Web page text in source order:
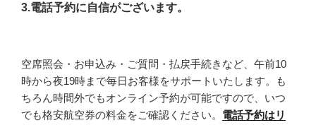
3.電話予約に自信がございます。
空席照会・お申込み・ご質問・払戻手続きなど、午前10
時から夜19時まで毎日お客様をサポートいたします。も
ちろん時間外でもオンライン予約が可能ですので、いつ
でも格安航空券の料金をご確認ください。 電話予約はリ